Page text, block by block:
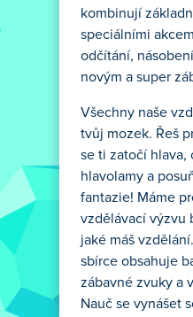
kombinují
speciálními
odčítání,
novým a super
Všechny naše
tvůj mozek. Řeš
se ti zatočí hlava,
hlavolamy a
fantazie! Máme
vzdělávací výzvu
jaké máš
sbírce obsahuje
zábavné zvuky a
Nauč se vynášet